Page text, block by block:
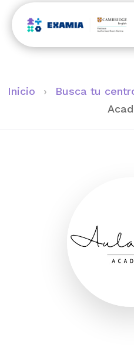
Inicio › Busca tu